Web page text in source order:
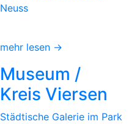
Neuss
mehr lesen →
Museum /
Kreis Viersen
Städtische Galerie im Park